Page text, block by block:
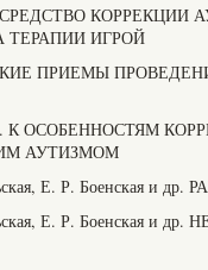
СРЕДСТВО
ТЕРАПИИ ИГРОЙ
ПРИЕМЫ
К ОСОБЕННОСТЯМ
АУТИЗМОМ
Е. Р. Боенская и
Е. Р. Боенская и